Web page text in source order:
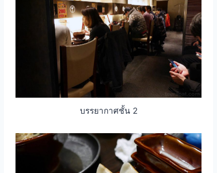
บรรยากาศชั้น 2